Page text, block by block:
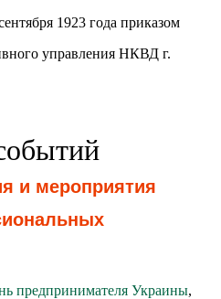
1923 года приказом
управления НКВД г.
и мероприятия
предпринимателя Украины,